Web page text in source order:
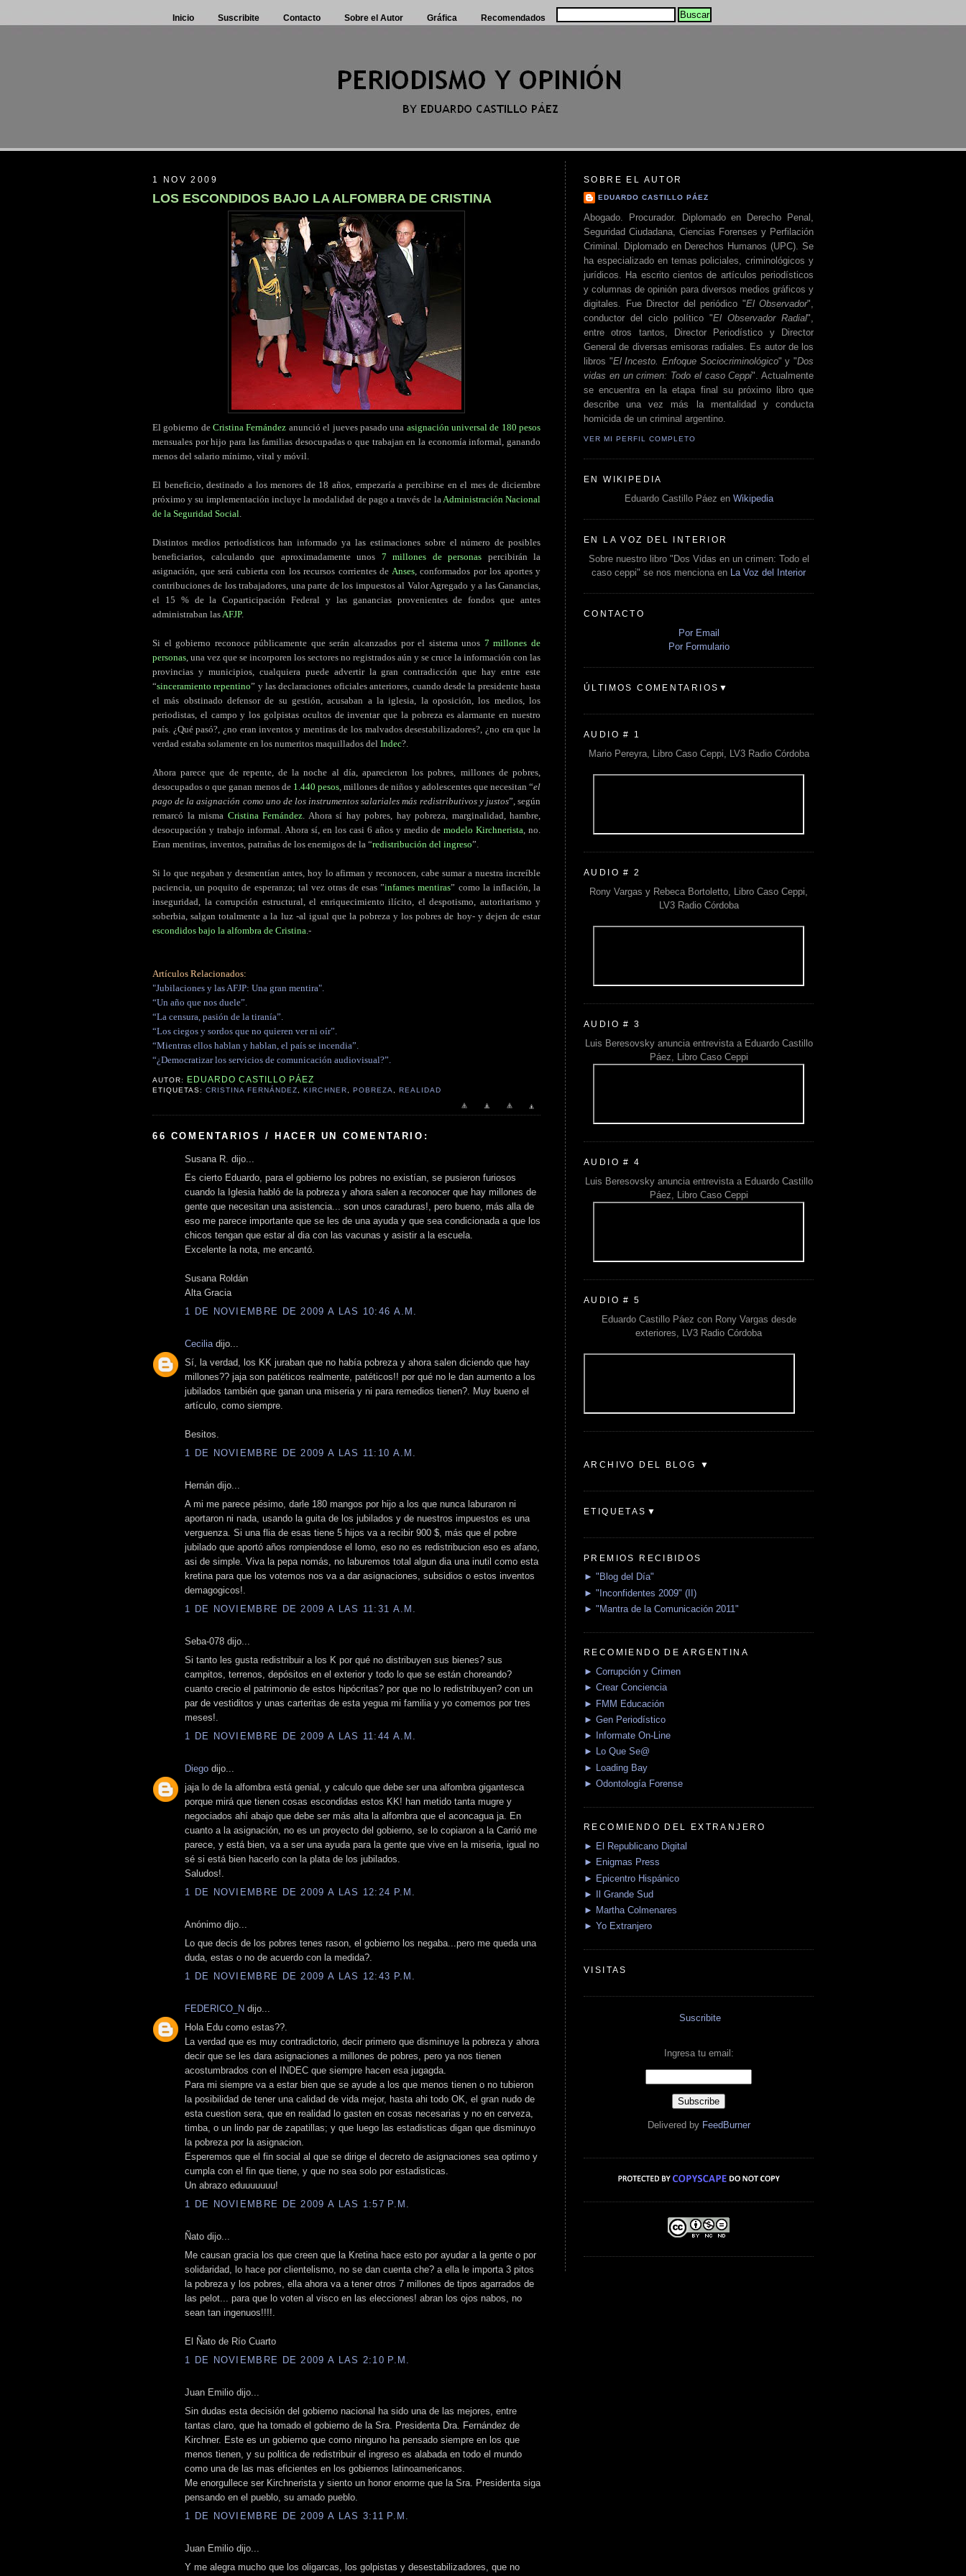
Inicio Suscribite Contacto Sobre el Autor Gráfica Recomendados
1 NOV 2009
LOS ESCONDIDOS BAJO LA ALFOMBRA DE CRISTINA
El gobierno deCristina Fernández anunció el jueves pasado una asignación universal de 180 pesos
mensuales por hijo para las familias desocupadas o que trabajan en la economía informal, ganando
menos del salario mínimo, vital y móvil.
El beneficio, destinado a los menores de 18 años, empezaría a percibirse en el mes de diciembre
próximo y su implementación incluye la modalidad de pago a través de laAdministración Nacional
de la Seguridad Social.
Distintos medios periodísticos han informado ya las estimaciones sobre el número de posibles
beneficiarios, calculando que aproximadamente unos 7 millones de personas percibirán la
asignación, que será cubierta con los recursos corrientes de Anses, conformados por los aportes y
contribuciones de los trabajadores, una parte de los impuestos al Valor Agregado y a las Ganancias,
el 15 % de la Coparticipación Federal y las ganancias provenientes de fondos que antes
administraban lasAFJP.
Si el gobierno reconoce públicamente que serán alcanzados por el sistema unos 7 millones de
personas, una vez que se incorporen los sectores no registrados aún y se cruce la información con las
provincias y municipios, cualquiera puede advertir la gran contradicción que hay entre este
“sinceramiento repentino” y las declaraciones oficiales anteriores, cuando desde la presidente hasta
el más obstinado defensor de su gestión, acusaban a la iglesia, la oposición, los medios, los
periodistas, el campo y los golpistas ocultos de inventar que la pobreza es alarmante en nuestro
país. ¿Qué pasó?, ¿no eran inventos y mentiras de los malvados desestabilizadores?, ¿no era que la
verdad estaba solamente en los numeritos maquillados del Indec?.
Ahora parece que de repente, de la noche al día, aparecieron los pobres, millones de pobres,
desocupados o que ganan menos de 1.440 pesos, millones de niños y adolescentes que necesitan “el
pago de la asignación como uno de los instrumentos salariales más redistributivos y justos”, según
remarcó la misma Cristina Fernández. Ahora sí hay pobres, hay pobreza, marginalidad, hambre,
desocupación y trabajo informal. Ahora sí, en los casi 6 años y medio de modelo Kirchnerista, no.
Eran mentiras, inventos, patrañas de los enemigos de la “redistribución del ingreso”.
Si lo que negaban y desmentían antes, hoy lo afirman y reconocen, cabe sumar a nuestra increíble
paciencia, un poquito de esperanza; tal vez otras de esas ”infames mentiras” como la inflación, la
inseguridad, la corrupción estructural, el enriquecimiento ilícito, el despotismo, autoritarismo y
soberbia, salgan totalmente a la luz -al igual que la pobreza y los pobres de hoy- y dejen de estar
escondidos bajo la alfombra de Cristina.-
Artículos Relacionados:
"Jubilaciones y las AFJP: Una gran mentira".
“Un año que nos duele”.
“La censura, pasión de la tiranía”.
“Los ciegos y sordos que no quieren ver ni oír”.
“Mientras ellos hablan y hablan, el país se incendia”.
“¿Democratizar los servicios de comunicación audiovisual?”.
AUTOR: EDUARDO CASTILLO PÁEZ
ETIQUETAS:CRISTINA FERNÁNDEZ ,KIRCHNER POBREZA REALIDAD
66 COMENTARIOS / HACER UN COMENTARIO:
Susana R. dijo...
Es cierto Eduardo, para el gobierno los pobres no existían, se pusieron furiosos
cuando la Iglesia habló de la pobreza y ahora salen a reconocer que hay millones de
gente que necesitan una asistencia... son unos caraduras!, pero bueno, más alla de
eso me parece importante que se les de una ayuda y que sea condicionada a que los
chicos tengan que estar al dia con las vacunas y asistir a la escuela.
Excelente la nota, me encantó.
Susana Roldán
Alta Gracia
1 DE NOVIEMBRE DE 2009 A LAS 10:46 A.M.
Cecilia dijo...
Sí, la verdad, los KK juraban que no había pobreza y ahora salen diciendo que hay
millones?? jaja son patéticos realmente, patéticos!! por qué no le dan aumento a los
jubilados también que ganan una miseria y ni para remedios tienen?. Muy bueno el
artículo, como siempre.
Besitos.
1 DE NOVIEMBRE DE 2009 A LAS 11:10 A.M.
Hernán dijo...
A mi me parece pésimo, darle 180 mangos por hijo a los que nunca laburaron ni
aportaron ni nada, usando la guita de los jubilados y de nuestros impuestos es una
verguenza. Si una flia de esas tiene 5 hijos va a recibir 900 $, más que el pobre
jubilado que aportó años rompiendose el lomo, eso no es redistribucion eso es afano,
asi de simple. Viva la pepa nomás, no laburemos total algun dia una inutil como esta
kretina para que los votemos nos va a dar asignaciones, subsidios o estos inventos
demagogicos!.
1 DE NOVIEMBRE DE 2009 A LAS 11:31 A.M.
Seba-078 dijo...
Si tanto les gusta redistribuir a los K por qué no distribuyen sus bienes? sus
campitos, terrenos, depósitos en el exterior y todo lo que se están choreando?
cuanto crecio el patrimonio de estos hipócritas? por que no lo redistribuyen? con un
par de vestiditos y unas carteritas de esta yegua mi familia y yo comemos por tres
meses!.
1 DE NOVIEMBRE DE 2009 A LAS 11:44 A.M.
Diego dijo...
jaja lo de la alfombra está genial, y calculo que debe ser una alfombra gigantesca
porque mirá que tienen cosas escondidas estos KK! han metido tanta mugre y
negociados ahí abajo que debe ser más alta la alfombra que el aconcagua ja. En
cuanto a la asignación, no es un proyecto del gobierno, se lo copiaron a la Carrió me
parece, y está bien, va a ser una ayuda para la gente que vive en la miseria, igual no
sé si está bien hacerlo con la plata de los jubilados.
Saludos!.
1 DE NOVIEMBRE DE 2009 A LAS 12:24 P.M.
Anónimo dijo...
Lo que decis de los pobres tenes rason, el gobierno los negaba...pero me queda una
duda, estas o no de acuerdo con la medida?.
1 DE NOVIEMBRE DE 2009 A LAS 12:43 P.M.
FEDERICO_N dijo...
Hola Edu como estas??.
La verdad que es muy contradictorio, decir primero que disminuye la pobreza y ahora
decir que se les dara asignaciones a millones de pobres, pero ya nos tienen
acostumbrados con el INDEC que siempre hacen esa jugagda.
Para mi siempre va a estar bien que se ayude a los que menos tienen o no tubieron
la posibilidad de tener una calidad de vida mejor, hasta ahi todo OK, el gran nudo de
esta cuestion sera, que en realidad lo gasten en cosas necesarias y no en cerveza,
timba, o un lindo par de zapatillas; y que luego las estadisticas digan que disminuyo
la pobreza por la asignacion.
Esperemos que el fin social al que se dirige el decreto de asignaciones sea optimo y
cumpla con el fin que tiene, y que no sea solo por estadisticas.
Un abrazo eduuuuuuu!
1 DE NOVIEMBRE DE 2009 A LAS 1:57 P.M.
Ñato dijo...
Me causan gracia los que creen que la Kretina hace esto por ayudar a la gente o por
solidaridad, lo hace por clientelismo, no se dan cuenta che? a ella le importa 3 pitos
la pobreza y los pobres, ella ahora va a tener otros 7 millones de tipos agarrados de
las pelot... para que lo voten al visco en las elecciones! abran los ojos nabos, no
sean tan ingenuos!!!!.
El Ñato de Río Cuarto
1 DE NOVIEMBRE DE 2009 A LAS 2:10 P.M.
Juan Emilio dijo...
Sin dudas esta decisión del gobierno nacional ha sido una de las mejores, entre
tantas claro, que ha tomado el gobierno de la Sra. Presidenta Dra. Fernández de
Kirchner. Este es un gobierno que como ninguno ha pensado siempre en los que
menos tienen, y su politica de redistribuir el ingreso es alabada en todo el mundo
como una de las mas eficientes en los gobiernos latinoamericanos.
Me enorgullece ser Kirchnerista y siento un honor enorme que la Sra. Presidenta siga
pensando en el pueblo, su amado pueblo.
1 DE NOVIEMBRE DE 2009 A LAS 3:11 P.M.
Juan Emilio dijo...
Y me alegra mucho que los oligarcas, los golpistas y desestabilizadores, que no
SOBRE EL AUTOR
EDUARDO CASTILLO PÁEZ
Abogado. Procurador. Diplomado en Derecho Penal,
Seguridad Ciudadana, Ciencias Forenses y Perfilación
Criminal. Diplomado en Derechos Humanos (UPC). Se
ha especializado en temas policiales, criminológicos y
jurídicos. Ha escrito cientos de artículos periodísticos
y columnas de opinión para diversos medios gráficos y
digitales. Fue Director del periódico "El Observador",
conductor del ciclo político "El Observador Radial",
entre otros tantos, Director Periodístico y Director
General de diversas emisoras radiales. Es autor de los
libros "El Incesto. Enfoque Sociocriminológico" y "Dos
vidas en un crimen: Todo el caso Ceppi". Actualmente
se encuentra en la etapa final su próximo libro que
describe una vez más la mentalidad y conducta
homicida de un criminal argentino.
VER MI PERFIL COMPLETO
EN WIKIPEDIA
Eduardo Castillo Páez en Wikipedia
EN LA VOZ DEL INTERIOR
Sobre nuestro libro "Dos Vidas en un crimen: Todo el
caso ceppi" se nos menciona en
La Voz del Interior
CONTACTO
Por Email
Por Formulario
ÚLTIMOS COMENTARIOS▼
AUDIO # 1
Mario Pereyra, Libro Caso Ceppi, LV3 Radio Córdoba
AUDIO # 2
Rony Vargas y Rebeca Bortoletto, Libro Caso Ceppi,
LV3 Radio Córdoba
AUDIO # 3
Luis Beresovsky anuncia entrevista a Eduardo Castillo
Páez, Libro Caso Ceppi
AUDIO # 4
Luis Beresovsky anuncia entrevista a Eduardo Castillo
Páez, Libro Caso Ceppi
AUDIO # 5
Eduardo Castillo Páez con Rony Vargas desde
exteriores, LV3 Radio Córdoba
ARCHIVO DEL BLOG ▼
ETIQUETAS▼
PREMIOS RECIBIDOS
► "Blog del Día"
► "Inconfidentes 2009" (II)
► "Mantra de la Comunicación 2011"
RECOMIENDO DE ARGENTINA
► Corrupción y Crimen
► Crear Conciencia
► FMM Educación
► Gen Periodístico
► Informate On-Line
► Lo Que Se@
► Loading Bay
► Odontología Forense
RECOMIENDO DEL EXTRANJERO
► El Republicano Digital
► Enigmas Press
► Epicentro Hispánico
► Il Grande Sud
► Martha Colmenares
► Yo Extranjero
VISITAS
Suscribite
Ingresa tu email:
Delivered by FeedBurner